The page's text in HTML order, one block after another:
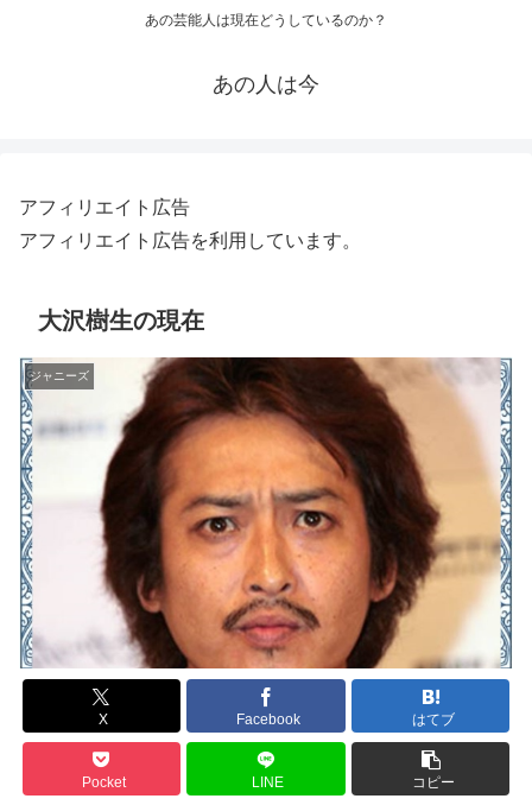
あの芸能人は現在どうしているのか？
あの人は今
アフィリエイト広告
アフィリエイト広告を利用しています。
大沢樹生の現在
ジャニーズ
X Facebook はてブ
Pocket LINE コピー